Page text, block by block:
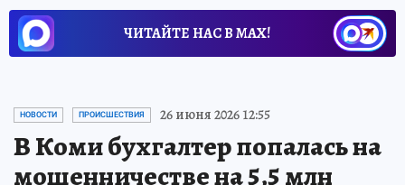
ЧИТАЙТЕ НАС В МАХ!
НОВОСТИ ПРОИСШЕСТВИЯ 26 июня 2026 12:55
В Коми бухгалтер попалась на
мошенничестве на 5,5 млн